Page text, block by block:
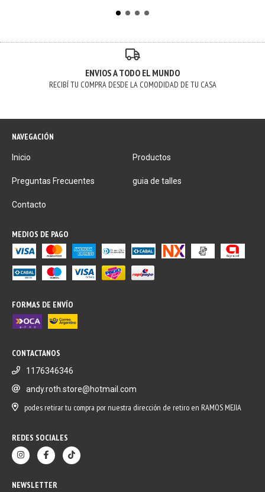
ENVIOS A TODO EL MUNDO
RECIBÍ TU COMPRA DESDE LA COMODIDAD DE TU CASA
NAVEGACIÓN
Inicio Productos
Preguntas Frecuentes guia de talles
Contacto
MEDIOS DE PAGO
FORMAS DE ENVÍO
CONTACTANOS
1176346346
andy.roth.store@hotmail.com
podes retirar tu compra por nuestra dirección de retiro en RAMOS MEJIA
REDES SOCIALES
NEWSLETTER